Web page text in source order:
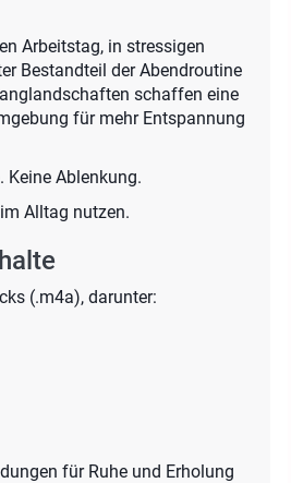
Arbeitstag, in stressigen
Bestandteil der Abendroutine
schaffen eine
für mehr Entspannung
Keine Ablenkung.
Alltag nutzen.
(.m4a), darunter:
für Ruhe und Erholung